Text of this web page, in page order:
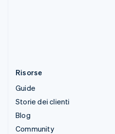
Risorse
Guide
Storie dei clienti
Blog
Community